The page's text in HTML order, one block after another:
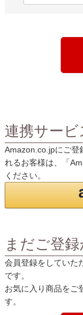
)
連携サー
Amazon.co.jpにご登
れるお客様は、「
ください。
まだご登
会員登録をしていた
です。
お気に入り商品をご
す。